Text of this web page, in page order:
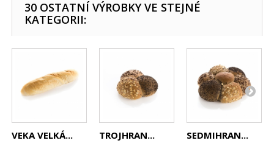
30 OSTATNÍ VÝROBKY VE STEJNÉ
KATEGORII:
VEKA VELKÁ... TROJHRAN... SEDMIHRAN...